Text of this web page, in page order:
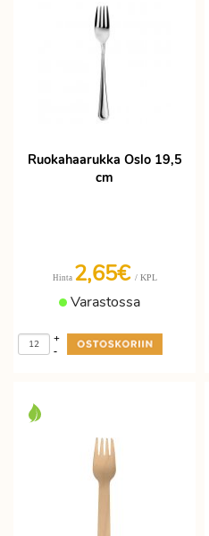
Ruokahaarukka Oslo 19,5
cm
Hinta 2,65€ / KPL
Varastossa
-
+